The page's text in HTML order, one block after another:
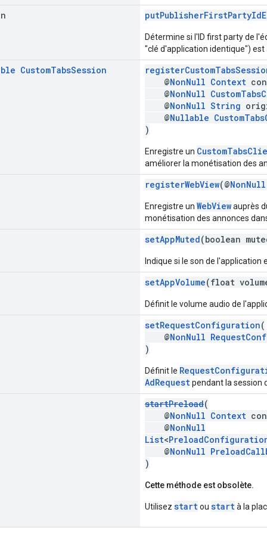
Détermine si l'ID first party de
"clé d'application identique") est
CustomTabsSession
@NonNull Context
@NonNull
@NonNull String
@Nullable
)
Enregistre un
améliorer la monétisation des
registerWebView(@NonNull
Enregistre un WebViewauprès
monétisation des annonces
setAppMuted(boolean
Indique si le son de l'application
setAppVolume(float
Définit le volume audio de
setRequestConfiguration(
@NonNull
)
Définit le
AdRequestpendant la session
startPreload(
@NonNull Context
@NonNull
List<
@NonNull
)
Cette méthode est obsolète.
Utilisez startou startà la